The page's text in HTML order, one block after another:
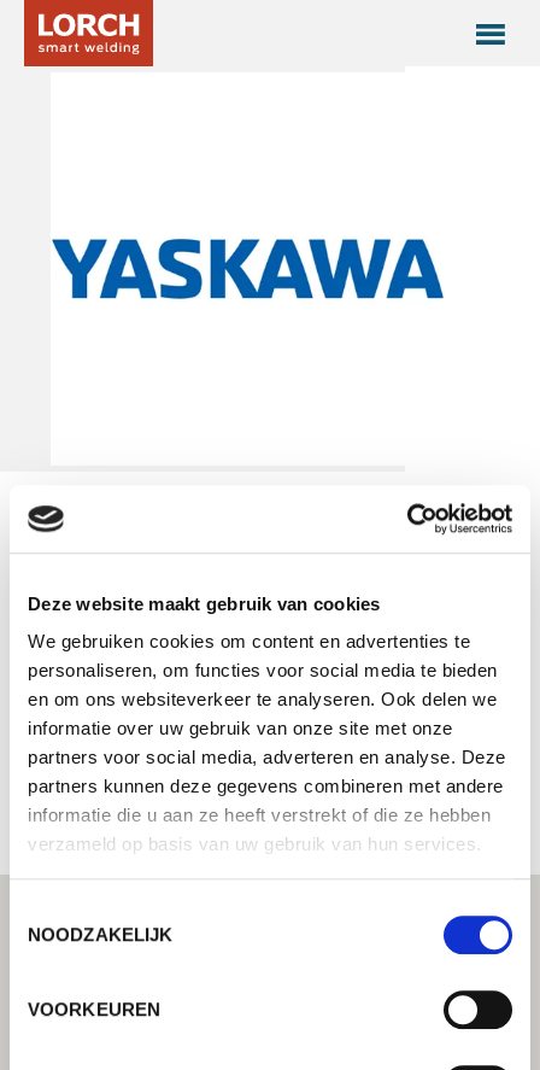
Deze website maakt gebruik van cookies
We gebruiken cookies om content en advertenties te
personaliseren, om functies voor social media te bieden
en om ons websiteverkeer te analyseren. Ook delen we
informatie over uw gebruik van onze site met onze
partners voor social media, adverteren en analyse. Deze
partners kunnen deze gegevens combineren met andere
informatie die u aan ze heeft verstrekt of die ze hebben
verzameld op basis van uw gebruik van hun services.
NOODZAKELIJK
VOORKEUREN
YASKAWA Robotics India Ltd
Systeemintegrator - Uw Lorch partner voor
geïntegreerde automatiseringsoplossingen
6 & 7 Sai Venkat Trade Center”,
411026 Landewadi, Bhosari, Pune
India
+919923588812